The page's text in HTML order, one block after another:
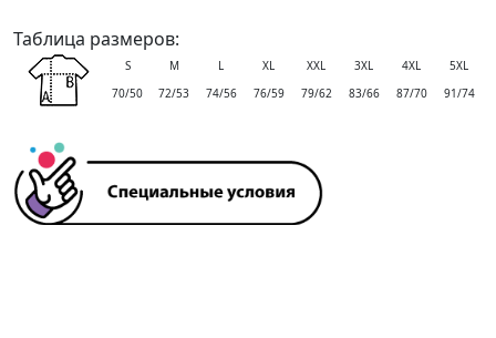
Таблица размеров:
S M L XL XXL 3XL 4XL
5XL
70/50
72/53 74/56 76/59 79/62 83/66 87/70 91/74